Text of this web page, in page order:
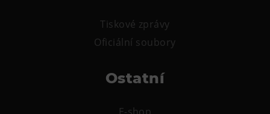
Tiskové zprávy
Oficiální soubory
Ostatní